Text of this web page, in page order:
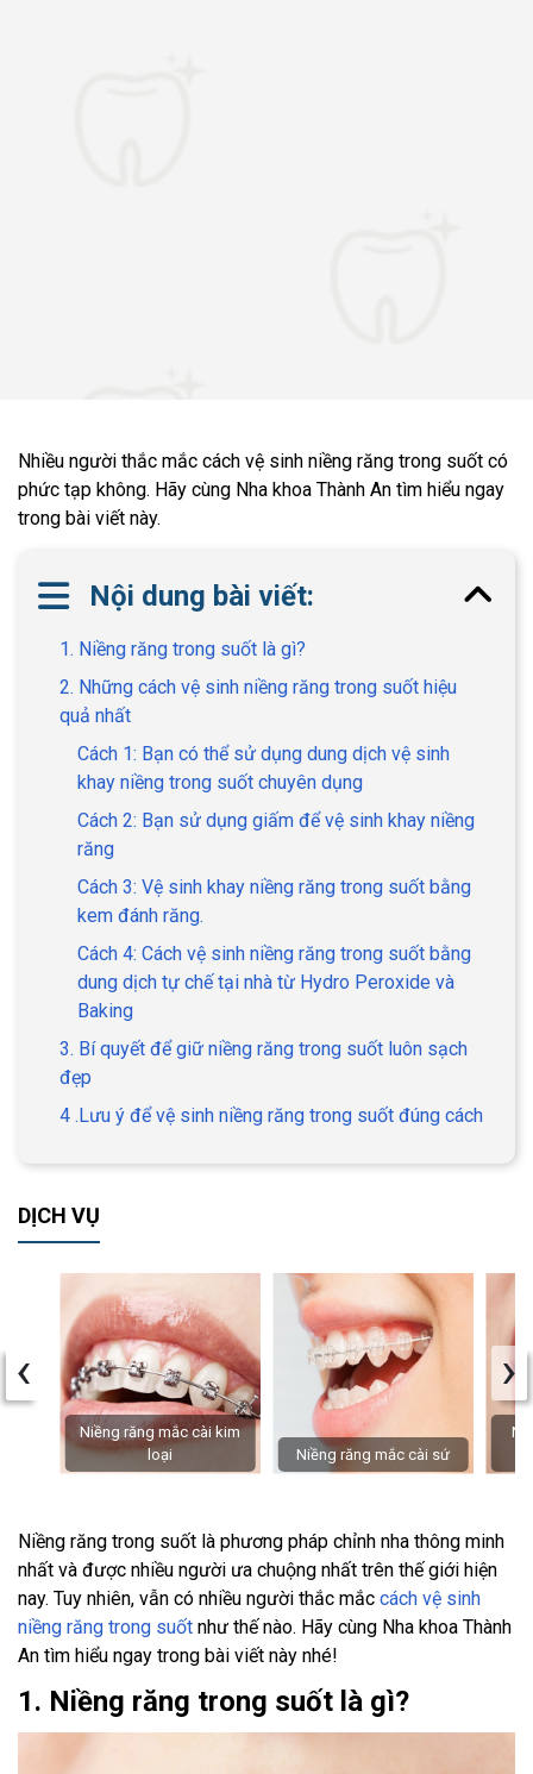
Nhiều người thắc mắc cách vệ sinh niềng răng trong suốt có
phức tạp không. Hãy cùng Nha khoa Thành An tìm hiểu ngay
trong bài viết này.
Nội dung bài viết:
1. Niềng răng trong suốt là gì?
2. Những cách vệ sinh niềng răng trong suốt hiệu
quả nhất
Cách 1: Bạn có thể sử dụng dung dịch vệ sinh
khay niềng trong suốt chuyên dụng
Cách 2: Bạn sử dụng giấm để vệ sinh khay niềng
răng
Cách 3: Vệ sinh khay niềng răng trong suốt bằng
kem đánh răng.
Cách 4: Cách vệ sinh niềng răng trong suốt bằng
dung dịch tự chế tại nhà từ Hydro Peroxide và
Baking
3. Bí quyết để giữ niềng răng trong suốt luôn sạch
đẹp
4 .Lưu ý để vệ sinh niềng răng trong suốt đúng cách
DỊCH VỤ
Niềng răng mắc cài kim
loại
Niềng răng mắc cài sứ
‹ ›
Niềng răng trong suốt là phương pháp chỉnh nha thông minh
nhất và được nhiều người ưa chuộng nhất trên thế giới hiện
nay. Tuy nhiên, vẫn có nhiều người thắc mắc cách vệ sinh
niềng răng trong suốt như thế nào. Hãy cùng Nha khoa Thành
An tìm hiểu ngay trong bài viết này nhé!
1. Niềng răng trong suốt là gì?